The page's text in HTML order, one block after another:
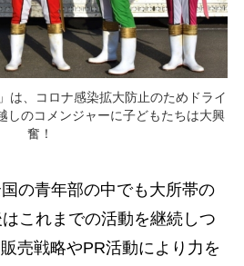
は、コロナ感染拡大防止のためドライ
しのコメンジャーに子どもたちは大興
奮！
の青年部の中でも大所帯の
これまでの活動を継続しつ
売戦略やPR活動により力を